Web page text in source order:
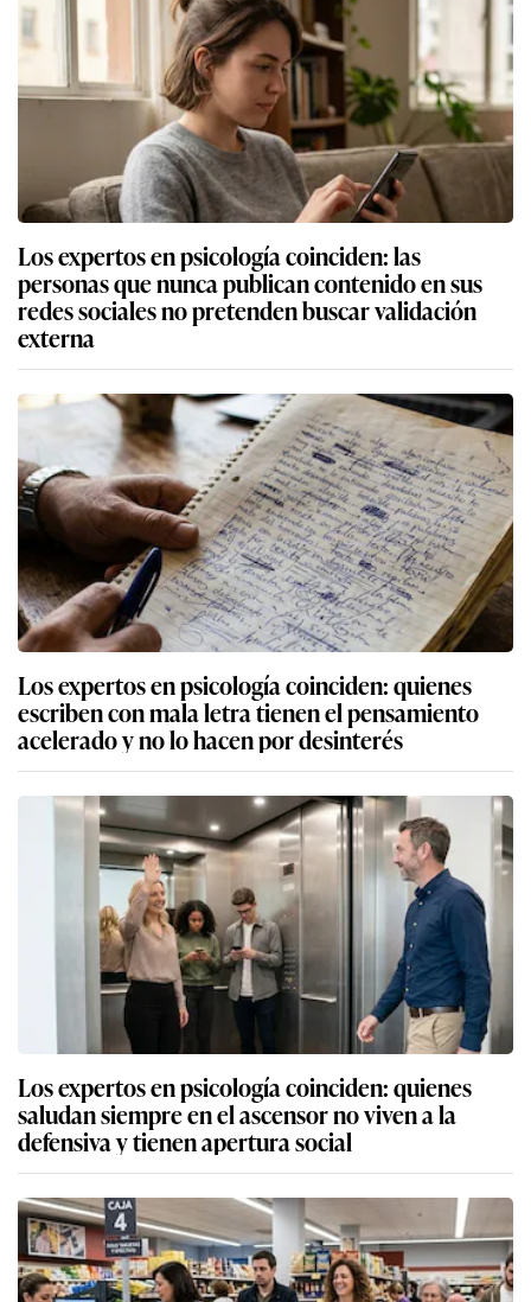
Los expertos en psicología coinciden: las
personas que nunca publican contenido en sus
redes sociales no pretenden buscar validación
externa
Los expertos en psicología coinciden: quienes
escriben con mala letra tienen el pensamiento
acelerado y no lo hacen por desinterés
Los expertos en psicología coinciden: quienes
saludan siempre en el ascensor no viven a la
defensiva y tienen apertura social